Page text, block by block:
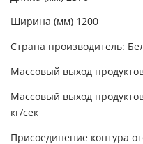
Ширина (мм) 1200
Страна производитель:
Массовый выход
Массовый выход
кг/сек
Присоединение контура